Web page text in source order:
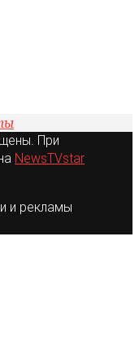
При
NewsTVstar
и рекламы